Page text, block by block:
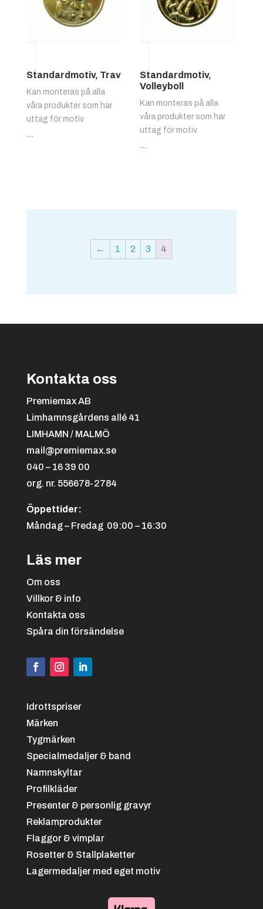
Standardmotiv, Trav
Kan monteras på alla
våra produkter som har
uttag för motiv.
...
Standardmotiv,
Volleyboll
Kan monteras på alla
våra produkter som har
uttag för motiv.
...
← 1 2 3 4
Kontakta oss
Premiemax AB
Limhamnsgårdens allé 41
LIMHAMN / MALMÖ
mail@premiemax.se
040 – 16 39 00
org. nr. 556678-2784
Öppettider:
Måndag – Fredag 09:00 – 16:30
Läs mer
Om oss
Villkor & info
Kontakta oss
Spåra din försändelse
Idrottspriser
Märken
Tygmärken
Specialmedaljer & band
Namnskyltar
Profilkläder
Presenter & personlig gravyr
Reklamprodukter
Flaggor & vimplar
Rosetter & Stallplaketter
Lagermedaljer med eget motiv